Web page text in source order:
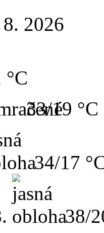
2026
°C
33/19 °C
34/17
38/